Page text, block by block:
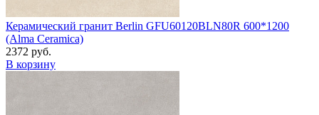
Керамический гранит Berlin GFU60120BLN80R 600*1200
(Alma Ceramica)
2372 руб.
В корзину